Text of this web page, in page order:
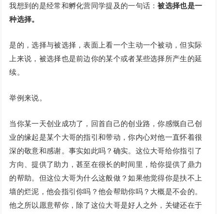
我想到的是经常和孵化营同学提及的一句话：被选择也是一
种选择。
是的，选择与被选择，表面上看一个主动一个被动，但实际
上来说，被选择也是前边你的某个或者某些选择所产生的延
续。
举例来说。
当你某一天创业成功了，回首自己的创业路，你感慨自己创
业的缘起是某个大哥的指引和带动，你内心对他一直怀着很
深的敬意和感谢。事实如此吗？确实。这位大哥给你指引了
方向、提供了助力，甚至在很长的时间里，给你提供了鼎力
的帮助。但这位大哥为什么这般做？如果他觉得你是扶不上
墙的烂泥，他会指引你吗？他会帮助你吗？大概是不会的。
他之所以愿意帮你，除了这位大哥是好人之外，关键还在于